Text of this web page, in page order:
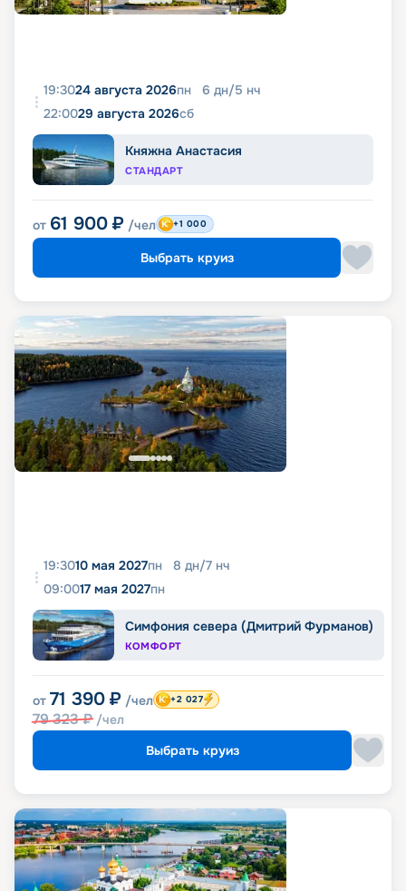
19:3024 августа 2026пн 6 дн/5 нч
22:0029 августа 2026сб
Княжна Анастасия
СТАНДАРТ
от 61 900 ₽ /чел +1 000
Выбрать круиз
19:3010 мая 2027пн 8 дн/7 нч
09:0017 мая 2027пн
Симфония севера (Дмитрий Фурманов)
КОМФОРТ
от 71 390 ₽ /чел
79 323₽ /чел
+2 027
Выбрать круиз